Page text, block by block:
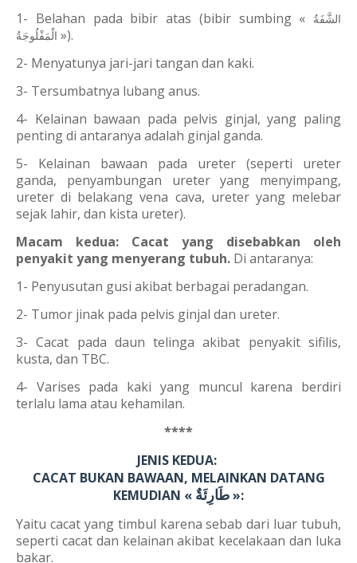
1- Belahan pada bibir atas (bibir sumbing « الشَّفَةُ
الْمَفْلُوجَةُ »).
2- Menyatunya jari-jari tangan dan kaki.
3- Tersumbatnya lubang anus.
4- Kelainan bawaan pada pelvis ginjal, yang paling
penting di antaranya adalah ginjal ganda.
5- Kelainan bawaan pada ureter (seperti ureter
ganda, penyambungan ureter yang menyimpang,
ureter di belakang vena cava, ureter yang melebar
sejak lahir, dan kista ureter).
Macam kedua: Cacat yang disebabkan oleh
penyakit yang menyerang tubuh. Di antaranya:
1- Penyusutan gusi akibat berbagai peradangan.
2- Tumor jinak pada pelvis ginjal dan ureter.
3- Cacat pada daun telinga akibat penyakit sifilis,
kusta, dan TBC.
4- Varises pada kaki yang muncul karena berdiri
terlalu lama atau kehamilan.
****
JENIS KEDUA:
CACAT BUKAN BAWAAN, MELAINKAN DATANG
KEMUDIAN « طَارِئَةٌ»:
Yaitu cacat yang timbul karena sebab dari luar tubuh,
seperti cacat dan kelainan akibat kecelakaan dan luka
bakar.